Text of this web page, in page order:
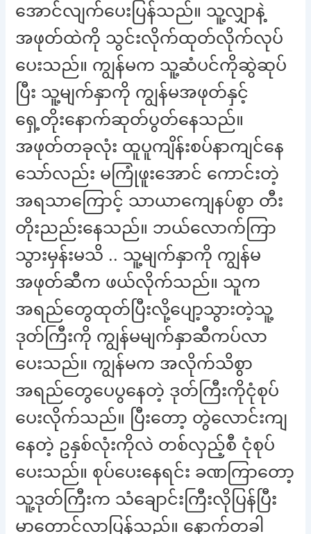
အောင်လျက်ပေးပြန်သည်။ သူ့လျှာနဲ့
အဖုတ်ထဲကို သွင်းလိုက်ထုတ်လိုက်လုပ်
ပေးသည်။ ကျွန်မက သူ့ဆံပင်ကိုဆွဲဆုပ်
ပြီး သူ့မျက်နှာကို ကျွန်မအဖုတ်နှင့်
ရှေ့တိုးနောက်ဆုတ်ပွတ်နေသည်။
အဖုတ်တခုလုံး ထူပူကျိန်းစပ်နာကျင်နေ
သော်လည်း မကြုံဖူးအောင် ကောင်းတဲ့
အရသာကြောင့် သာယာကျေနပ်စွာ တီး
တိုးညည်းနေသည်။ ဘယ်လောက်ကြာ
သွားမှန်းမသိ .. သူ့မျက်နှာကို ကျွန်မ
အဖုတ်ဆီက ဖယ်လိုက်သည်။ သူက
အရည်တွေထုတ်ပြီးလို့ပျော့သွားတဲ့သူ့
ဒုတ်ကြီးကို ကျွန်မမျက်နှာဆီကပ်လာ
ပေးသည်။ ကျွန်မက အလိုက်သိစွာ
အရည်တွေပေပွနေတဲ့ ဒုတ်ကြီးကိုငုံစုပ်
ပေးလိုက်သည်။ ပြီးတော့ တွဲလောင်းကျ
နေတဲ့ ဥနှစ်လုံးကိုလဲ တစ်လှည့်စီ ငုံစုပ်
ပေးသည်။ စုပ်ပေးနေရင်း ခဏကြာတော့
သူ့ဒုတ်ကြီးက သံချောင်းကြီးလိုပြန်ပြီး
မာတောင့်လာပြန်သည်။ နောက်တခါ